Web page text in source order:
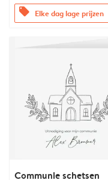
offers Elke dag lage prijzen
Communie schetsen